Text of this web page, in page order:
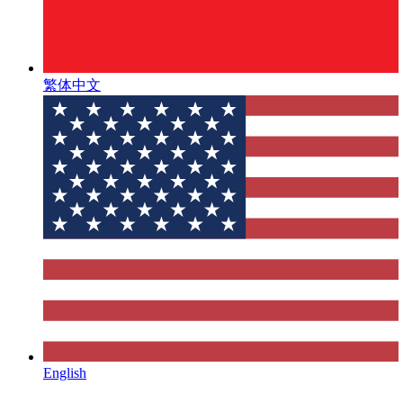
繁体中文
English